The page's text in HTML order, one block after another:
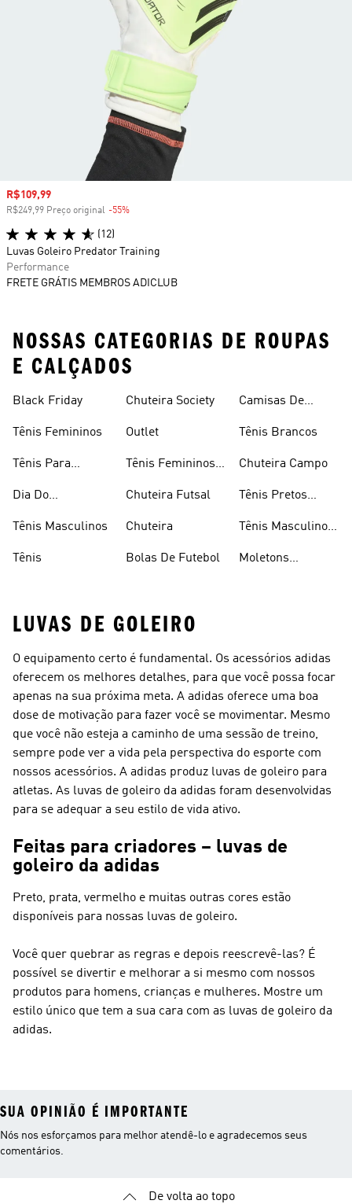
Preço com desconto
R$109,99
R$249,99 Preço original -55%
(12)
Luvas Goleiro Predator Training
Performance
FRETE GRÁTIS MEMBROS ADICLUB
NOSSAS CATEGORIAS DE ROUPAS
E CALÇADOS
Black Friday
Tênis Femininos
Tênis Para
Dia Do
Tênis Masculinos
Tênis
Chuteira Society
Outlet
Tênis Femininos
Chuteira Futsal
Chuteira
Bolas De Futebol
Camisas De
Tênis Brancos
Chuteira Campo
Tênis Pretos
Tênis Masculino
Moletons
LUVAS DE GOLEIRO
O equipamento certo é fundamental. Os acessórios adidas
oferecem os melhores detalhes, para que você possa focar
apenas na sua próxima meta. A adidas oferece uma boa
dose de motivação para fazer você se movimentar. Mesmo
que você não esteja a caminho de uma sessão de treino,
sempre pode ver a vida pela perspectiva do esporte com
nossos acessórios. A adidas produz luvas de goleiro para
atletas. As luvas de goleiro da adidas foram desenvolvidas
para se adequar a seu estilo de vida ativo.
Feitas para criadores – luvas de
goleiro da adidas
Preto, prata, vermelho e muitas outras cores estão
disponíveis para nossas luvas de goleiro.
Você quer quebrar as regras e depois reescrevê-las? É
possível se divertir e melhorar a si mesmo com nossos
produtos para homens, crianças e mulheres. Mostre um
estilo único que tem a sua cara com as luvas de goleiro da
adidas.
SUA OPINIÃO É IMPORTANTE
Nós nos esforçamos para melhor atendê-lo e agradecemos seus
comentários.
De volta ao topo